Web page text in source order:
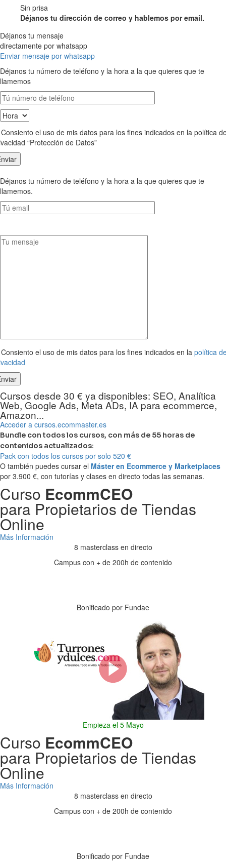
Sin prisa
Déjanos tu dirección de correo y hablemos por email.
Déjanos tu mensaje
directamente por whatsapp
Enviar mensaje por whatsapp
Déjanos tu número de teléfono y la hora a la que quieres que te
llamemos
el uso de mis datos para los fines indicados en la política
“Protección de Datos”
Déjanos tu número de teléfono y la hora a la que quieres que te
llamemos.
el uso de mis datos para los fines indicados en la política
Cursos desde 30 € ya disponibles: SEO, Analítica
Web, Google Ads, Meta ADs, IA para ecommerce,
Amazon...
Acceder a cursos.ecommaster.es
Bundle con todos los cursos, con más de 55 horas de
contenidos actualizados:
Pack con todos los cursos por solo 520 €
O también puedes cursar el Máster en Ecommerce y Marketplaces
por 3.900 €, con tutorías y clases en directo todas las semanas.
Curso EcommCEO
para Propietarios de Tiendas
Online
Más Información
8 masterclass en directo
Campus con + de 200h de contenido
Bonificado por Fundae
Empieza el 5 Mayo
Curso EcommCEO
para Propietarios de Tiendas
Online
Más Información
8 masterclass en directo
Campus con + de 200h de contenido
Bonificado por Fundae